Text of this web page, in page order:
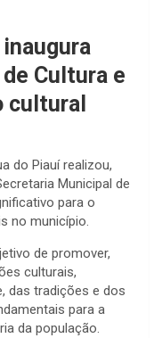
inaugura
Cultura e
cultural
do Piauí realizou,
Municipal de
para o
no município.
de promover,
culturais,
das tradições e dos
para a
da população.